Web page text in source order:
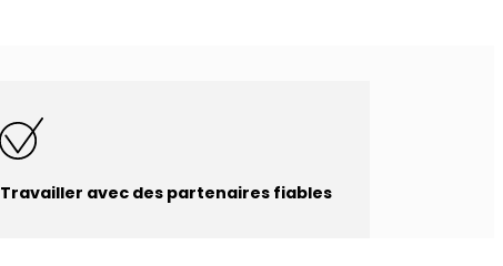
Travailler avec des partenaires fiables